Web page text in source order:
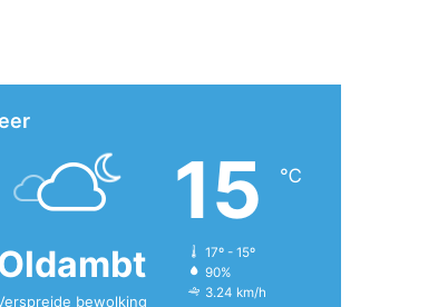
bewolking
15 ℃
17º - 15º
90%
3.24 km/h